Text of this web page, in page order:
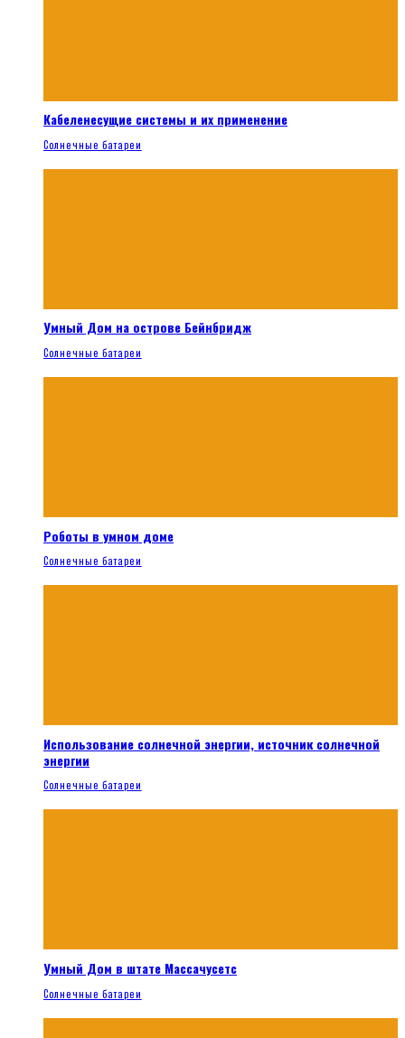
Кабеленесущие системы и их применение
Солнечные батареи
Умный Дом на острове Бейнбридж
Солнечные батареи
Роботы в умном доме
Солнечные батареи
Использование солнечной энергии, источник солнечной
энергии
Солнечные батареи
Умный Дом в штате Массачусетс
Солнечные батареи